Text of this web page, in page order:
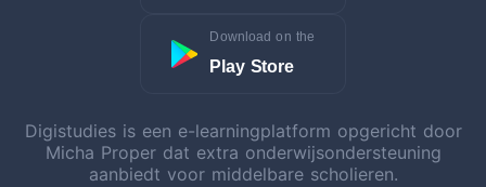
Download on the
Play Store
Digistudies is een e-learningplatform opgericht door
Micha Proper dat extra onderwijsondersteuning
aanbiedt voor middelbare scholieren.